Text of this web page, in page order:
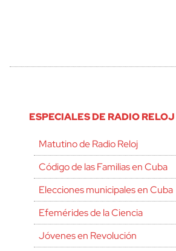
ESPECIALES DE RADIO RELOJ
Matutino de Radio Reloj
Código de las Familias en Cuba
Elecciones municipales en Cuba
Efemérides de la Ciencia
Jóvenes en Revolución